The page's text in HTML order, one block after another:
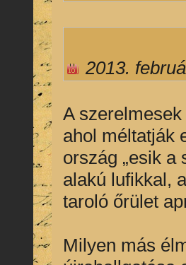
2013.
A
ahol méltatják
ország „esik a
alakú lufikkal,
taroló őrület
Milyen más